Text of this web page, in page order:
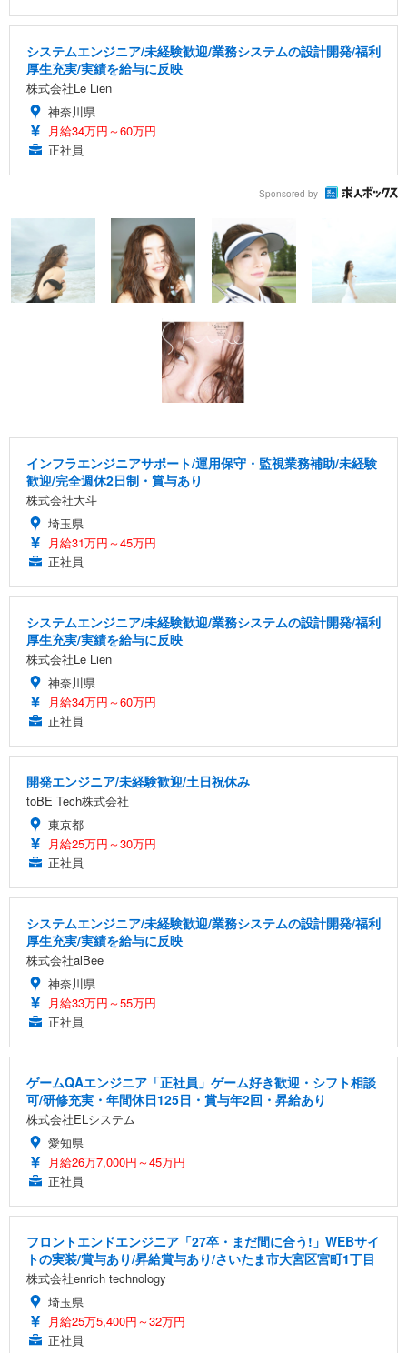
システムエンジニア/未経験歓迎/業務システムの設計開発/福利
厚生充実/実績を給与に反映
株式会社Le Lien
神奈川県
月給34万円～60万円
正社員
Sponsored by
インフラエンジニアサポート/運用保守・監視業務補助/未経験
歓迎/完全週休2日制・賞与あり
株式会社大斗
埼玉県
月給31万円～45万円
正社員
システムエンジニア/未経験歓迎/業務システムの設計開発/福利
厚生充実/実績を給与に反映
株式会社Le Lien
神奈川県
月給34万円～60万円
正社員
開発エンジニア/未経験歓迎/土日祝休み
toBE Tech株式会社
東京都
月給25万円～30万円
正社員
システムエンジニア/未経験歓迎/業務システムの設計開発/福利
厚生充実/実績を給与に反映
株式会社alBee
神奈川県
月給33万円～55万円
正社員
ゲームQAエンジニア「正社員」ゲーム好き歓迎・シフト相談
可/研修充実・年間休日125日・賞与年2回・昇給あり
株式会社ELシステム
愛知県
月給26万7,000円～45万円
正社員
フロントエンドエンジニア「27卒・まだ間に合う!」WEBサイ
トの実装/賞与あり/昇給賞与あり/さいたま市大宮区宮町1丁目
株式会社enrich technology
埼玉県
月給25万5,400円～32万円
正社員